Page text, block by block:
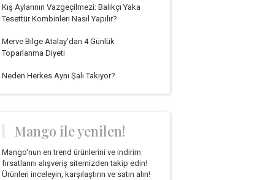
Kış Aylarının Vazgeçilmezi: Balıkçı Yaka
Tesettür Kombinleri Nasıl Yapılır?
Merve Bilge Atalay’dan 4 Günlük
Toparlanma Diyeti
Neden Herkes Aynı Şalı Takıyor?
Mango ile yenilen!
Mango'nun en trend ürünlerini ve indirim
fırsatlarını alışveriş sitemizden takip edin!
Ürünleri inceleyin, karşılaştırın ve satın alın!